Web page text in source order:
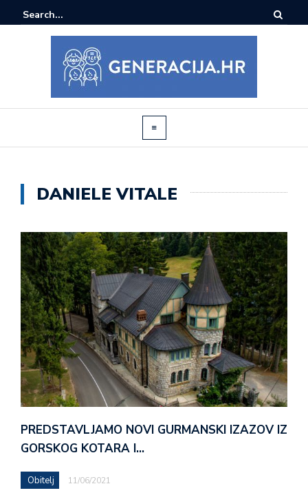
DANIELE VITALE
PREDSTAVLJAMO NOVI GURMANSKI IZAZOV IZ
GORSKOG KOTARA I…
Obitelj 11/06/2021